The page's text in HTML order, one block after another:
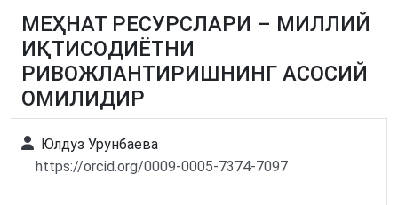
МЕҲНАТ РЕСУРСЛАРИ – МИЛЛИЙ
ИҚТИСОДИЁТНИ
РИВОЖЛАНТИРИШНИНГ АСОСИЙ
ОМИЛИДИР
Юлдуз Урунбаева
https://orcid.org/0009-0005-7374-7097